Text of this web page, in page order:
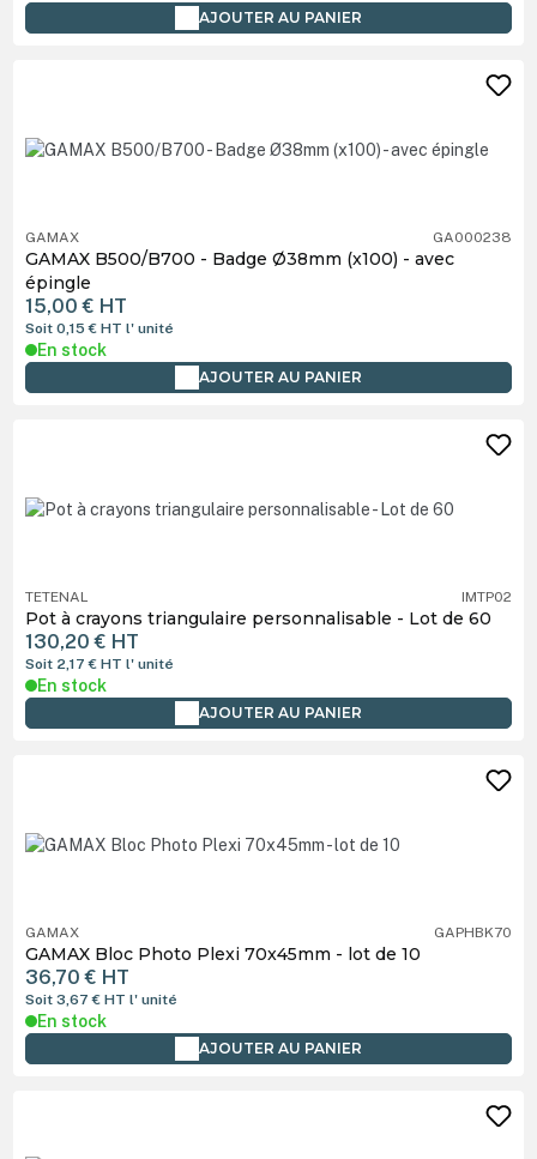
AJOUTER AU PANIER
GAMAX GA000238
GAMAX B500/B700 - Badge Ø38mm (x100) - avec
épingle
15,00 € HT
Soit 0,15 €HTl' unité
En stock
AJOUTER AU PANIER
TETENAL IMTP02
Pot à crayons triangulaire personnalisable - Lot de 60
130,20 € HT
Soit 2,17 €HTl' unité
En stock
AJOUTER AU PANIER
GAMAX GAPHBK70
GAMAX Bloc Photo Plexi 70x45mm - lot de 10
36,70 € HT
Soit 3,67 €HTl' unité
En stock
AJOUTER AU PANIER